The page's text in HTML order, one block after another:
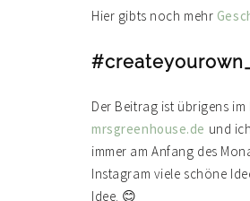
Hier gibts noch mehr
Der Beitrag ist übrigens
mrsgreenhouse.de und
immer am Anfang des
Instagram viele schöne
Idee. 😊